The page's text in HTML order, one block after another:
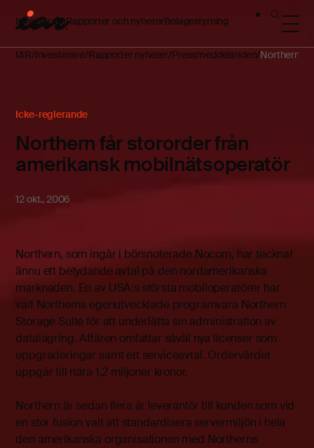
InvesterareRapporter och nyheterBolagsstyrning
IAR Investerare Rapporter nyheter Pressmeddelanden Northern
Icke-reglerande
Northern får stororder från
amerikansk mobilnätsoperatör
12 okt., 2006
Northern, som ingår i börsnoterade Nocom, har tecknat
ännu ett betydande avtal på den nordamerikanska
marknaden. En av USA:s största mobiloperatörer har
valt Northerns egenutvecklade programvara Northern
Storage Suite för att underlätta sin administration av
datalagring. Affären omfattar såväl nya licenser som
uppgraderingar samt ett serviceavtal. Ordervärdet
uppgår till nära 1,2 miljoner kronor.
Northern är sedan flera år leverantör till kunden som vid
en stor fusion valt att standardisera servermiljön i hela
den amerikanska organisationen med Northerns